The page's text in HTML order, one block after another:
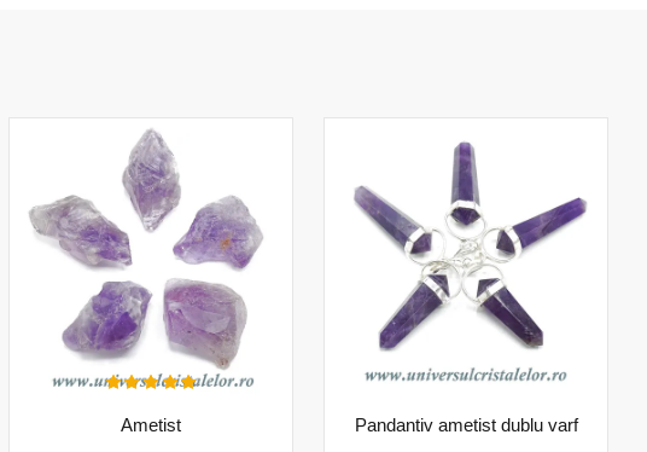
Ametist Pandantiv ametist dublu varf